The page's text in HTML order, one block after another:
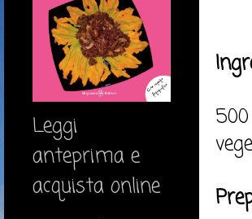
Leggi
anteprima e
acquista online